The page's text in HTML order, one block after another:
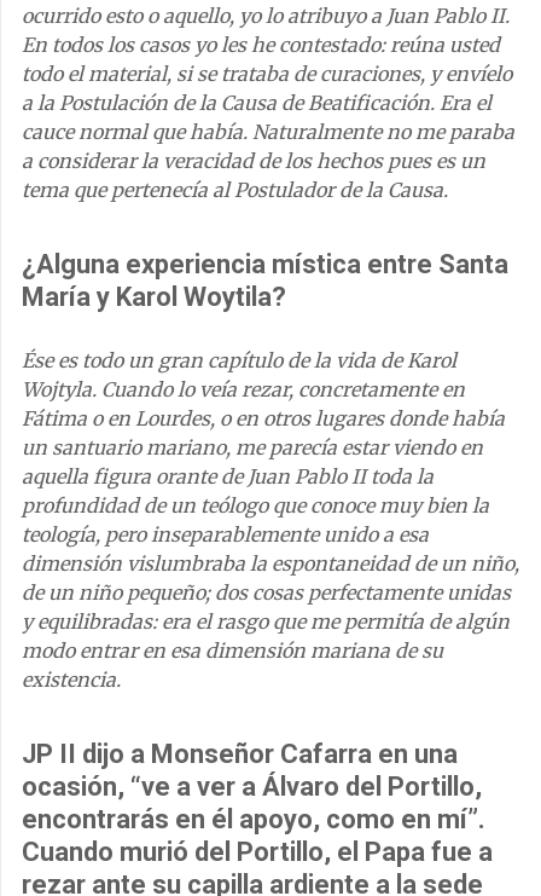
ocurrido esto o aquello, yo lo atribuyo a Juan Pablo II.
En todos los casos yo les he contestado: reúna usted
todo el material, si se trataba de curaciones, y envíelo
a la Postulación de la Causa de Beatificación. Era el
cauce normal que había. Naturalmente no me paraba
a considerar la veracidad de los hechos pues es un
tema que pertenecía al Postulador de la Causa.
¿Alguna experiencia mística entre Santa
María y Karol Woytila?
Ése es todo un gran capítulo de la vida de Karol
Wojtyla. Cuando lo veía rezar, concretamente en
Fátima o en Lourdes, o en otros lugares donde había
un santuario mariano, me parecía estar viendo en
aquella figura orante de Juan Pablo II toda la
profundidad de un teólogo que conoce muy bien la
teología, pero inseparablemente unido a esa
dimensión vislumbraba la espontaneidad de un niño,
de un niño pequeño; dos cosas perfectamente unidas
y equilibradas: era el rasgo que me permitía de algún
modo entrar en esa dimensión mariana de su
existencia.
JP II dijo a Monseñor Cafarra en una
ocasión, “ve a ver a Álvaro del Portillo,
encontrarás en él apoyo, como en mí”.
Cuando murió del Portillo, el Papa fue a
rezar ante su capilla ardiente a la sede